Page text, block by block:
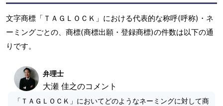
文字商標「ＴＡＧＬＯＣＫ」における代表的な称呼(呼称)・ネ
ーミングごとの、商標(商標出願・登録商標)の件数は以下の通
りです。
弁理士
大瀬 佳之のコメント
「ＴＡＧＬＯＣＫ」においてどのようなネーミングに対して商